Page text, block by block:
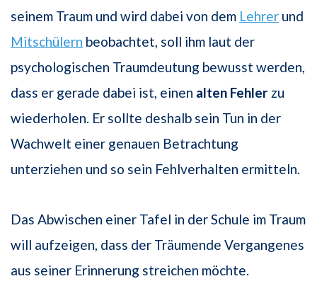
seinem Traum und wird dabei von dem Lehrer und
Mitschülern beobachtet, soll ihm laut der
psychologischen Traumdeutung bewusst werden,
dass er gerade dabei ist, einen alten Fehler zu
wiederholen. Er sollte deshalb sein Tun in der
Wachwelt einer genauen Betrachtung
unterziehen und so sein Fehlverhalten ermitteln.
Das Abwischen einer Tafel in der Schule im Traum
will aufzeigen, dass der Träumende Vergangenes
aus seiner Erinnerung streichen möchte.